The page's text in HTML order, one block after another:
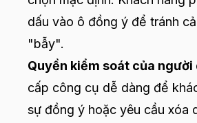
dấu vào ô đồng ý để tránh
"bẫy".
Quyền kiểm soát của người
cấp công cụ dễ dàng để
sự đồng ý hoặc yêu cầu xóa